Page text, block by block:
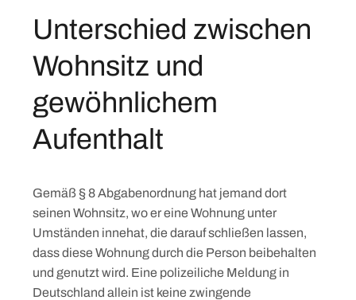
Unterschied zwischen
Wohnsitz und
gewöhnlichem
Aufenthalt
Gemäß § 8 Abgabenordnung hat jemand dort
seinen Wohnsitz, wo er eine Wohnung unter
Umständen innehat, die darauf schließen lassen,
dass diese Wohnung durch die Person beibehalten
und genutzt wird. Eine polizeiliche Meldung in
Deutschland allein ist keine zwingende